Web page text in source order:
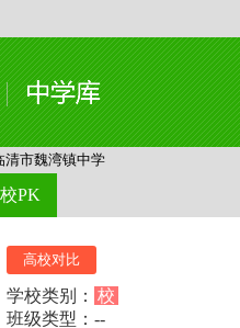
清市魏湾镇中学
PK
高校对比
学校类别： 校
班级类型：--